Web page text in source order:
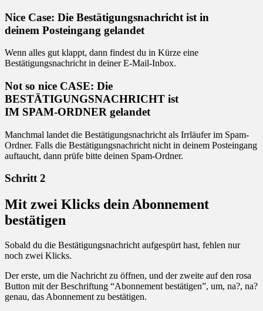
Nice Case: Die Bestätigungsnachricht ist in
deinem Posteingang gelandet
Wenn alles gut klappt, dann findest du in Kürze eine
Bestätigungsnachricht in deiner E-Mail-Inbox.
Not so nice CASE: Die
BESTÄTIGUNGSNACHRICHT ist
IM SPAM-ORDNER gelandet
Manchmal landet die Bestätigungsnachricht als Irrläufer im Spam-
Ordner. Falls die Bestätigungsnachricht nicht in deinem Posteingang
auftaucht, dann prüfe bitte deinen Spam-Ordner.
Schritt 2
Mit zwei Klicks dein Abonnement
bestätigen
Sobald du die Bestätigungsnachricht aufgespürt hast, fehlen nur
noch zwei Klicks.
Der erste, um die Nachricht zu öffnen, und der zweite auf den rosa
Button mit der Beschriftung “Abonnement bestätigen”, um, na?, na?
genau, das Abonnement zu bestätigen.